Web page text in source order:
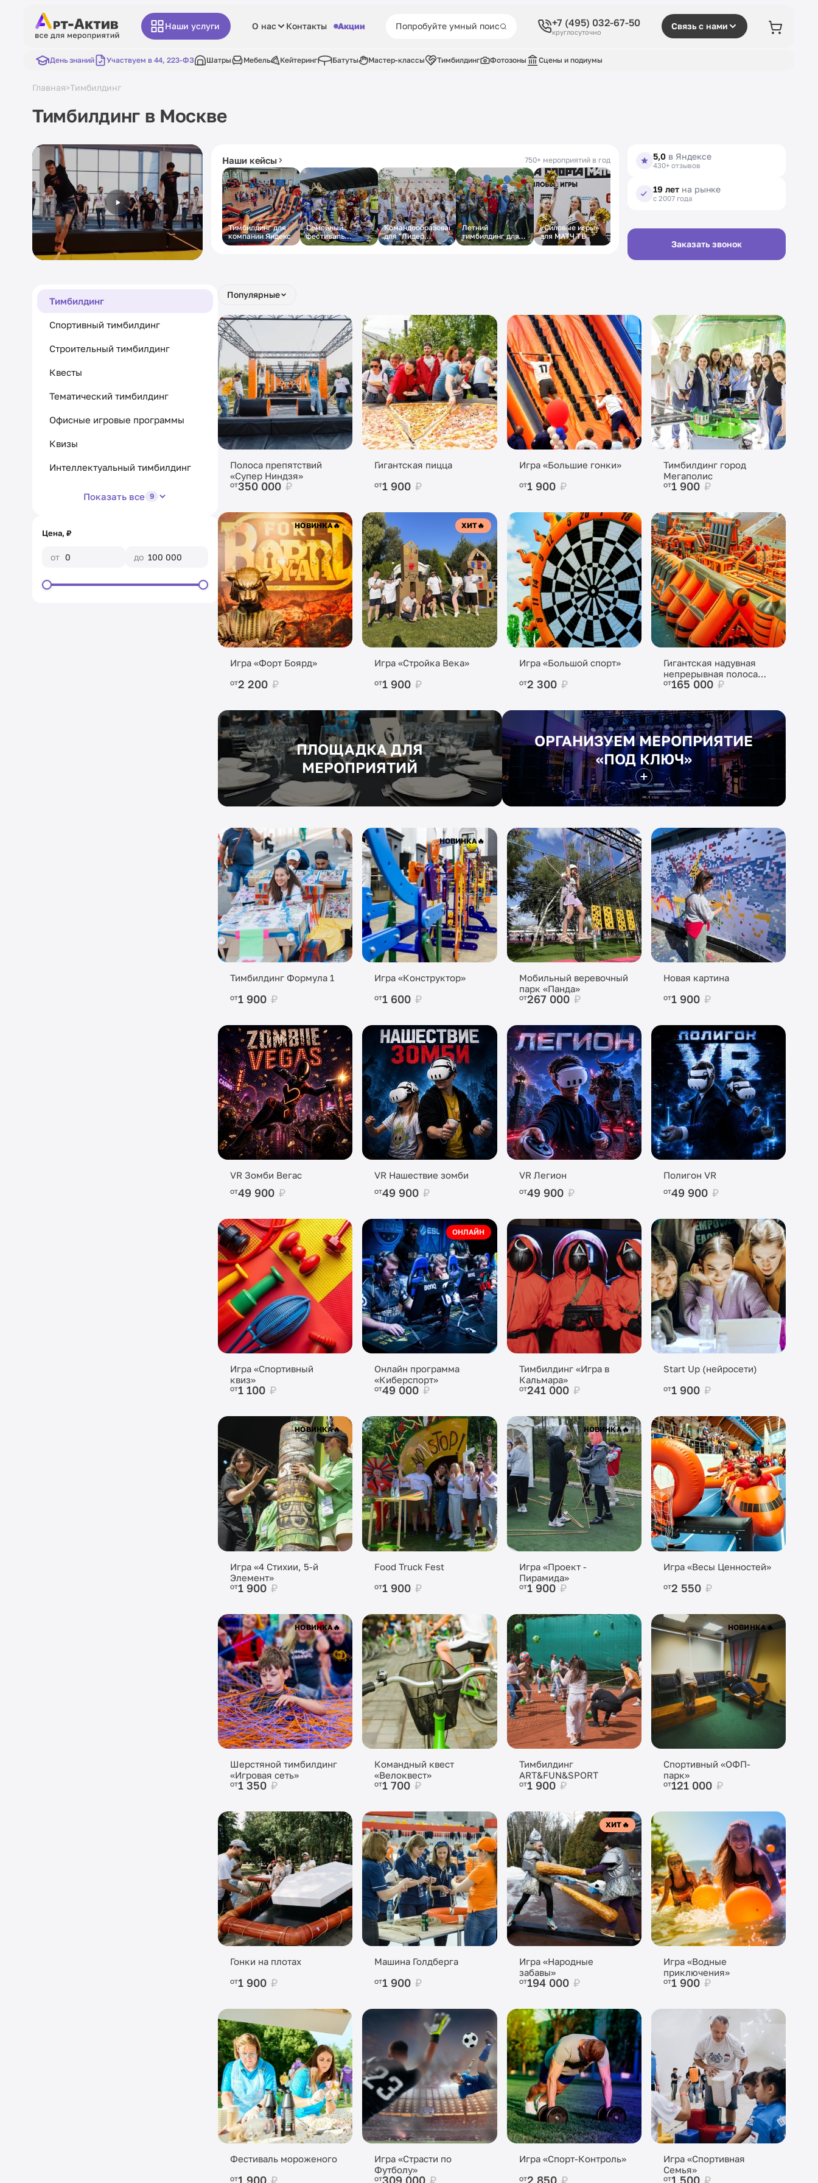
Наши услуги О нас Контакты Акции +7 (495) 032-67-50
круглосуточно
Связь с нами
День знаний Участвуем в 44, 223-ФЗ Шатры Мебель Кейтеринг Батуты Мастер-классы Тимбилдинг Фотозоны Сцены и подиумы
Главная>Тимбилдинг
Тимбилдинг в Москве
Наши кейсы 750+ мероприятий в год
Тимбилдинг для
компании Яндекс
Семейный
фестиваль
«МАМА, ПАПА, Я -
Командообразование
для "Лидер
Медиа"
Летний
тимбилдинг для
компании ТМБ
«Силовые игры»
для МАТЧ ТВ
5,0 в Яндексе
430+ отзывов
19 лет на рынке
с 2007 года
Заказать звонок
Тимбилдинг
Спортивный тимбилдинг
Строительный тимбилдинг
Квесты
Тематический тимбилдинг
Офисные игровые программы
Квизы
Интеллектуальный тимбилдинг
Показать все 9
Цена, ₽
от до
Популярные
Полоса препятствий
«Супер Ниндзя»
от350 000 ₽
Гигантская пицца
от1 900 ₽
Игра «Большие гонки»
от1 900 ₽
Тимбилдинг город
Мегаполис
от1 900 ₽
НОВИНКА🔥
Игра «Форт Боярд»
от2 200 ₽
ХИТ🔥
Игра «Стройка Века»
от1 900 ₽
Игра «Большой спорт»
от2 300 ₽
Гигантская надувная
непрерывная полоса
препятствий
от165 000 ₽
ПЛОЩАДКА ДЛЯ
МЕРОПРИЯТИЙ
ОРГАНИЗУЕМ МЕРОПРИЯТИЕ
«ПОД КЛЮЧ»
Тимбилдинг Формула 1
от1 900 ₽
НОВИНКА 🔥
Игра «Конструктор»
от1 600 ₽
Мобильный веревочный
парк «Панда»
от267 000 ₽
Новая картина
от1 900 ₽
VR Зомби Вегас
от49 900 ₽
VR Нашествие зомби
от49 900 ₽
VR Легион
от49 900 ₽
Полигон VR
от49 900 ₽
Игра «Спортивный
квиз»
от1 100 ₽
ОНЛАЙН
Онлайн программа
«Киберспорт»
от49 000 ₽
Тимбилдинг «Игра в
Кальмара»
от241 000 ₽
Start Up (нейросети)
от1 900 ₽
НОВИНКА🔥
Игра «4 Стихии, 5-й
Элемент»
от1 900 ₽
Food Truck Fest
от1 900 ₽
НОВИНКА🔥
Игра «Проект -
Пирамида»
от1 900 ₽
Игра «Весы Ценностей»
от2 550 ₽
НОВИНКА🔥
Шерстяной тимбилдинг
«Игровая сеть»
от1 350 ₽
Командный квест
«Велоквест»
от1 700 ₽
Тимбилдинг
ART&FUN&SPORT
от1 900 ₽
НОВИНКА🔥
Спортивный «ОФП-
парк»
от121 000 ₽
Гонки на плотах
от1 900 ₽
Машина Голдберга
от1 900 ₽
ХИТ 🔥
Игра «Народные
забавы»
от194 000 ₽
Игра «Водные
приключения»
от1 900 ₽
Фестиваль мороженого
от1 900 ₽
Игра «Страсти по
Футболу»
от309 000 ₽
Игра «Спорт-Контроль»
от2 850 ₽
Игра «Спортивная
Семья»
от1 500 ₽